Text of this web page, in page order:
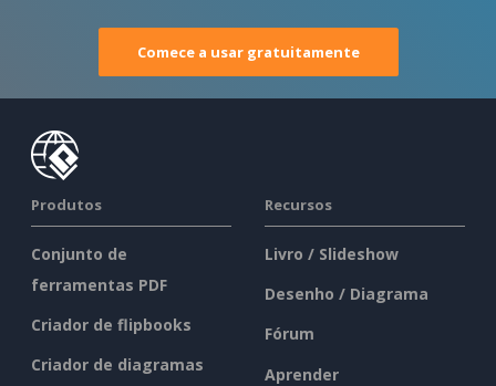
Comece a usar gratuitamente
Produtos
Conjunto de
ferramentas PDF
Criador de flipbooks
Criador de diagramas
Recursos
Livro / Slideshow
Desenho / Diagrama
Fórum
Aprender